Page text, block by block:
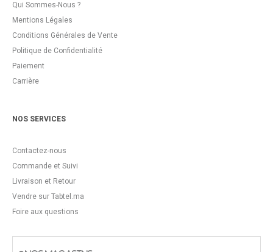
Qui Sommes-Nous ?
Mentions Légales
Conditions Générales de Vente
Politique de Confidentialité
Paiement
Carrière
NOS SERVICES
Contactez-nous
Commande et Suivi
Livraison et Retour
Vendre sur Tabtel.ma
Foire aux questions